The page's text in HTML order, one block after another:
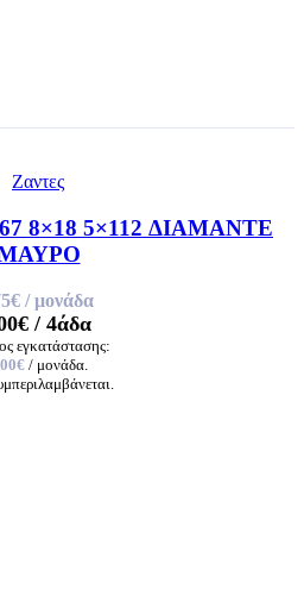
Ζαντες
8×18 5×112 ΔΙΑΜΑΝΤΕ
/ μονάδα
/ 4άδα
εγκατάστασης:
/ μονάδα.